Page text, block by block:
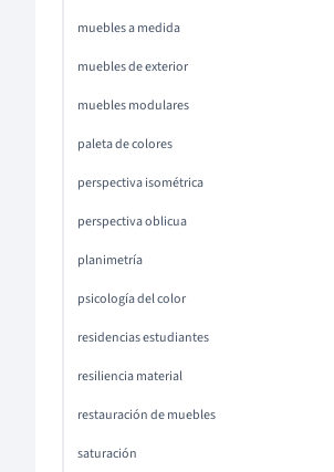
muebles a medida
muebles de exterior
muebles modulares
paleta de colores
perspectiva isométrica
perspectiva oblicua
planimetría
psicología del color
residencias estudiantes
resiliencia material
restauración de muebles
saturación